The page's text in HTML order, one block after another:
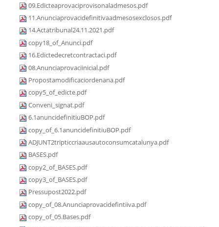
09.Edicteaprovaciprovisonaladmesos.pdf
11.Anunciaprovacidefinitivaadmesosexclosos.pdf
14.Actatribunal24.11.2021.pdf
copy18_of_Anunci.pdf
16.Edictedecretcontractaci.pdf
08.Anunciaprovaciinicial.pdf
Propostamodificaciordenana.pdf
copy5_of_edicte.pdf
Conveni_signat.pdf
6.1anuncidefinitiuBOP.pdf
copy_of_6.1anuncidefinitiuBOP.pdf
ADJUNT2tripticcriaausautoconsumcatalunya.pdf
BASES.pdf
copy2_of_BASES.pdf
copy3_of_BASES.pdf
Pressupost2022.pdf
copy_of_08.Anunciaprovacidefintiiva.pdf
copy_of_05.Bases.pdf